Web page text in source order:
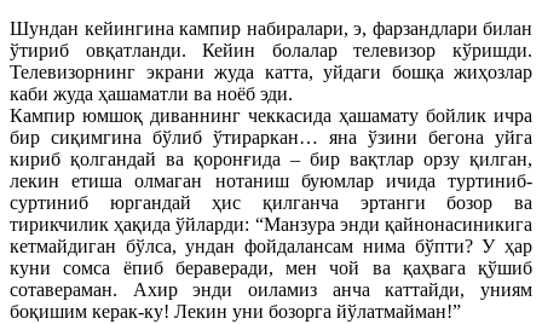
Шундан кейингина кампир набиралари, э, фарзандлари билан
ўтириб овқатланди. Кейин болалар телевизор кўришди.
Телевизорнинг экрани жуда катта, уйдаги бошқа жиҳозлар
каби жуда ҳашаматли ва ноёб эди.
Кампир юмшоқ диваннинг чеккасида ҳашамату бойлик ичра
бир сиқимгина бўлиб ўтираркан… яна ўзини бегона уйга
кириб қолгандай ва қоронғида – бир вақтлар орзу қилган,
лекин етиша олмаган нотаниш буюмлар ичида туртиниб-
суртиниб юргандай ҳис қилганча эртанги бозор ва
тирикчилик ҳақида ўйларди: “Манзура энди қайнонасиникига
кетмайдиган бўлса, ундан фойдалансам нима бўпти? У ҳар
куни сомса ёпиб бераверади, мен чой ва қаҳвага қўшиб
сотавераман. Ахир энди оиламиз анча каттайди, униям
боқишим керак-ку! Лекин уни бозорга йўлатмайман!”